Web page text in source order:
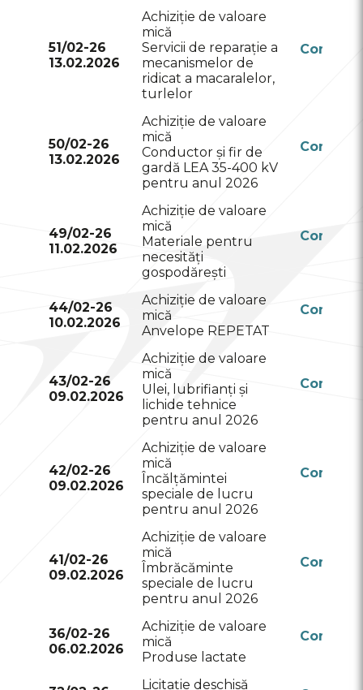
51/02-26
13.02.2026
Achiziție de valoare
mică
Servicii de reparație a
mecanismelor de
ridicat a macaralelor,
turlelor
Conform
50/02-26
13.02.2026
Achiziție de valoare
mică
Conductor și fir de
gardă LEA 35-400 kV
pentru anul 2026
Conform
49/02-26
11.02.2026
Achiziție de valoare
mică
Materiale pentru
necesități
gospodărești
Conform
44/02-26
10.02.2026
Achiziție de valoare
mică
Anvelope REPETAT
Conform
43/02-26
09.02.2026
Achiziție de valoare
mică
Ulei, lubrifianți și
lichide tehnice
pentru anul 2026
Conform
42/02-26
09.02.2026
Achiziție de valoare
mică
Încălțămintei
speciale de lucru
pentru anul 2026
Conform
41/02-26
09.02.2026
Achiziție de valoare
mică
Îmbrăcăminte
speciale de lucru
pentru anul 2026
Conform
36/02-26
06.02.2026
Achiziție de valoare
mică
Produse lactate
Conform
Licitație deschisă